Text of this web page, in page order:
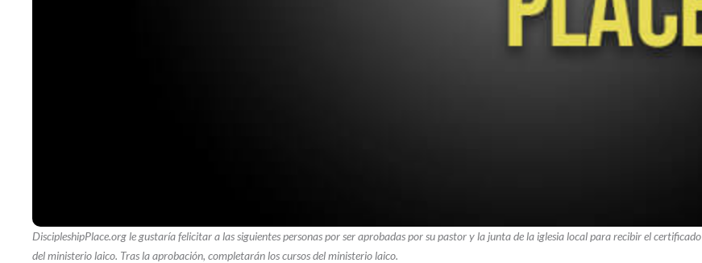
DiscipleshipPlace.org le gustaría felicitar a las siguientes personas por ser aprobadas por su pastor y la junta de la iglesia local para recibir el certificado
del ministerio laico. Tras la aprobación, completarán los cursos del ministerio laico.